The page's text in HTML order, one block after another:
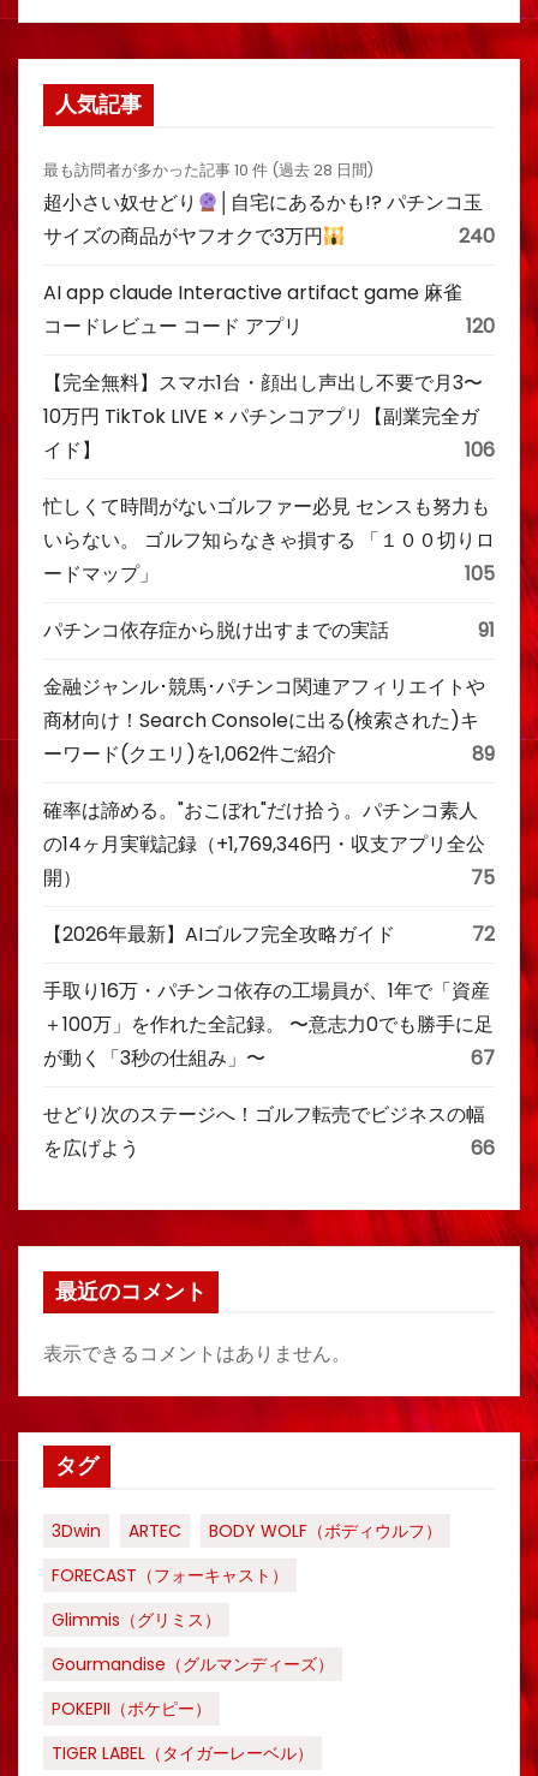
人気記事
最も訪問者が多かった記事 10 件 (過去 28 日間)
超小さい奴せどり
│自宅にあるかも!? パチンコ玉
サイズの商品がヤフオクで3万円
240
AI app claude Interactive artifact game 麻雀
コードレビュー コード アプリ
120
【完全無料】スマホ1台・顔出し声出し不要で月3〜
10万円 TikTok LIVE × パチンコアプリ【副業完全ガ
イド】
106
忙しくて時間がないゴルファー必見 センスも努力も
いらない。 ゴルフ知らなきゃ損する 「１００切りロ
ードマップ」
105
パチンコ依存症から脱け出すまでの実話 91
金融ジャンル･競馬･パチンコ関連アフィリエイトや
商材向け！Search Consoleに出る(検索された)キ
ーワード(クエリ)を1,062件ご紹介
89
確率は諦める。"おこぼれ"だけ拾う。パチンコ素人
の14ヶ月実戦記録（+1,769,346円・収支アプリ全公
開）
75
【2026年最新】AIゴルフ完全攻略ガイド 72
手取り16万・パチンコ依存の工場員が、1年で「資産
＋100万」を作れた全記録。 〜意志力0でも勝手に足
が動く「3秒の仕組み」〜
67
せどり次のステージへ！ゴルフ転売でビジネスの幅
を広げよう
66
最近のコメント
表示できるコメントはありません。
タグ
3Dwin ARTEC
BODY WOLF（ボディウルフ）
FORECAST（フォーキャスト）
Glimmis（グリミス）
Gourmandise（グルマンディーズ）
POKEPII（ポケピー）
TIGER LABEL（タイガーレーベル）